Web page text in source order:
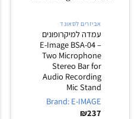
אביזרים לסאונד
עמדה למיקרופונים
– E-Image BSA-04
Two Microphone
Stereo Bar for
Audio Recording
Mic Stand
Brand: E-IMAGE
₪237